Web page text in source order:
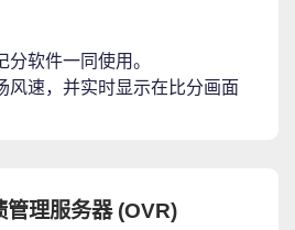
软件一同使用。
风速，并实时显示在比分画面
管理服务器 (OVR)